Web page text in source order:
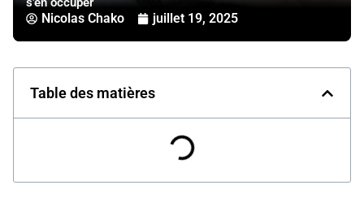
Nicolas Chako juillet 19, 2025
Table des matières